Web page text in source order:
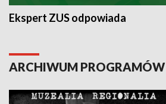
Ekspert ZUS odpowiada
ARCHIWUM PROGRAMÓW